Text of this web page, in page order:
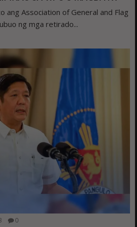
ang Association of General and Flag
ng mga retirado...
0